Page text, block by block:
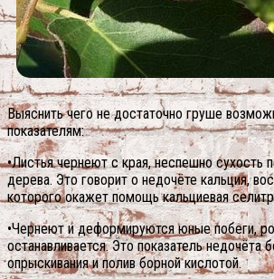
Выяснить чего не достаточно груше
показателям:
•Листья чернеют с края, неспешно сухость
дерева. Это говорит о недочёте кальция,
которого окажет помощь кальциевая
•Чернеют и деформируются юные побеги,
останавливается. Это показатель недочёта
опрыскивания и полив борной кислотой.